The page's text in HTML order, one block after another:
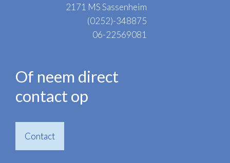
2171 MS Sassenheim
(0252)-348875
06-22569081
Of neem direct
contact op
Contact